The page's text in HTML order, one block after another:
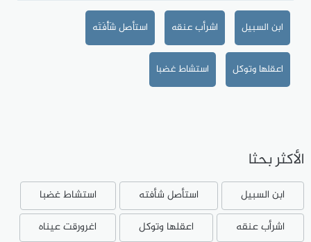
ابن السبيل اشرأب عنقه استأصل شَأْفَتَه
اعقلها وتوكل استشاط غضبا
الأكثر بحثا
ابن السبيل استأصل شأفته
استشاط غضبا
اشرأب عنقه
اعقلها وتوكل
اغرورقت عيناه